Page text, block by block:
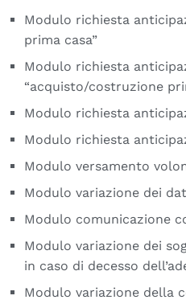
Modulo richiesta
prima casa”
Modulo richiesta
“acquisto/costruzione
Modulo richiesta
Modulo richiesta
Modulo versamento
Modulo variazione dei
Modulo comunicazione
Modulo variazione dei
in caso di decesso
Modulo variazione della